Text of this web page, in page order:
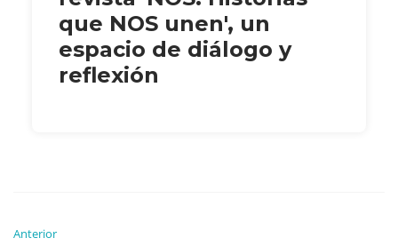
que NOS unen', un
espacio de diálogo y
reflexión
Anterior